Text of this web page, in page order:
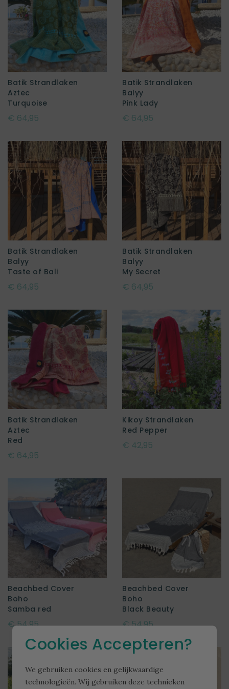
Cookies Accepteren?
We gebruiken cookies en gelijkwaardige
technologieën. Wij gebruiken deze technieken
Batik Strandlaken
Aztec
Turquoise
€ 64,95
Batik Strandlaken
Balyy
Pink Lady
€ 64,95
Batik Strandlaken
Balyy
Taste of Bali
€ 64,95
Batik Strandlaken
Balyy
My Secret
€ 64,95
Batik Strandlaken
Aztec
Red
€ 64,95
Kikoy Strandlaken
€ 42,95
Beachbed Cover
Boho
Samba red
€ 54,95
Beachbed Cover
Boho
Black Beauty
€ 54,95